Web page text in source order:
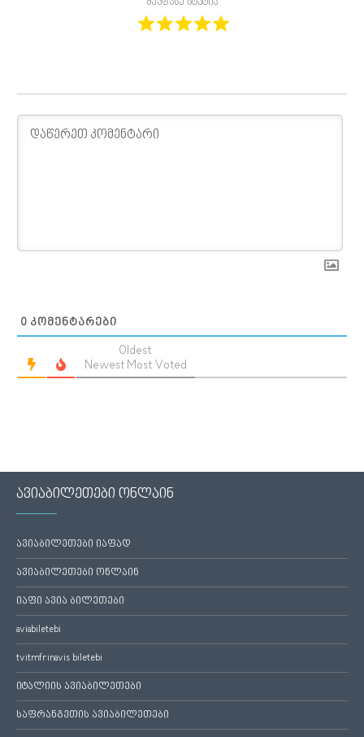
შეაფასე სტატია
0 ᲙᲝᲛᲔᲜᲢᲐᲠᲔᲑᲘ
Oldest
Newest Most Voted
ავიაბილეთები ონლაინ
ავიაბილეთები იაფად
ავიაბილეთები ონლაინ
იაფი ავია ბილეთები
aviabiletebi
tvitmfrinavis biletebi
იტალიის ავიაბილეთები
საფრანგეთის ავიაბილეთები